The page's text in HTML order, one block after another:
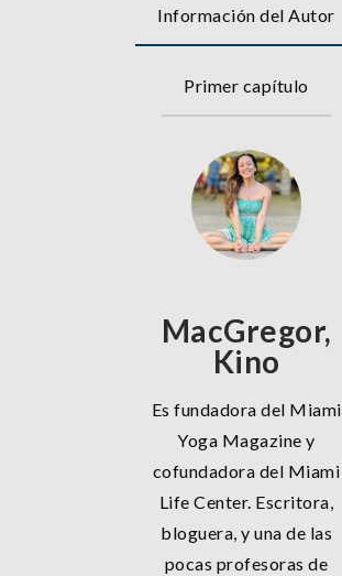
Información del Autor
Primer capítulo
MacGregor,
Kino
Es fundadora del Miami
Yoga Magazine y
cofundadora del Miami
Life Center. Escritora,
bloguera, y una de las
pocas profesoras de